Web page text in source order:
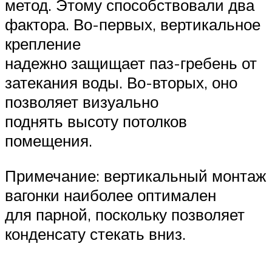
метод. Этому способствовали два
фактора. Во-первых, вертикальное
крепление
надежно защищает паз-гребень от
затекания воды. Во-вторых, оно
позволяет визуально
поднять высоту потолков
помещения.
Примечание: вертикальный монтаж
вагонки наиболее оптимален
для парной, поскольку позволяет
конденсату стекать вниз.